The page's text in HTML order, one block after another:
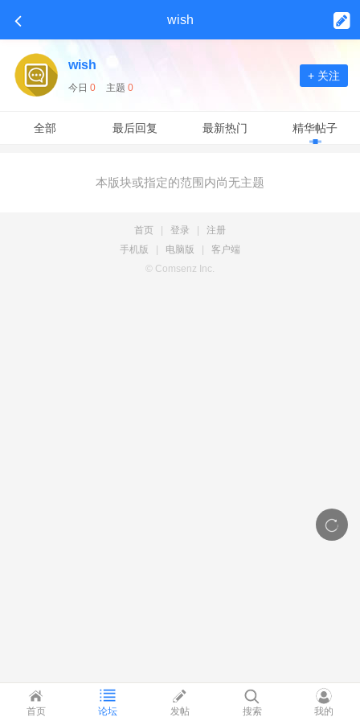
wish
wish
今日 0 主题 0
+ 关注
全部 最后回复 最新热门 精华帖子
本版块或指定的范围内尚无主题
首页 登录
注册
手机版
电脑版
客户端
© Comsenz Inc.
首页 论坛 发帖 搜索 我的